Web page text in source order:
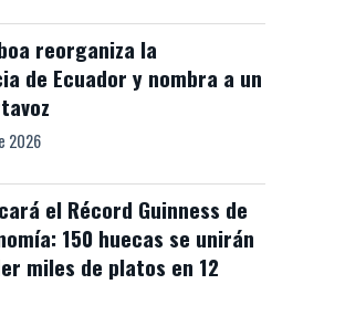
reorganiza la
de Ecuador y nombra a un
2026
el Récord Guinness de
150 huecas se unirán
miles de platos en 12